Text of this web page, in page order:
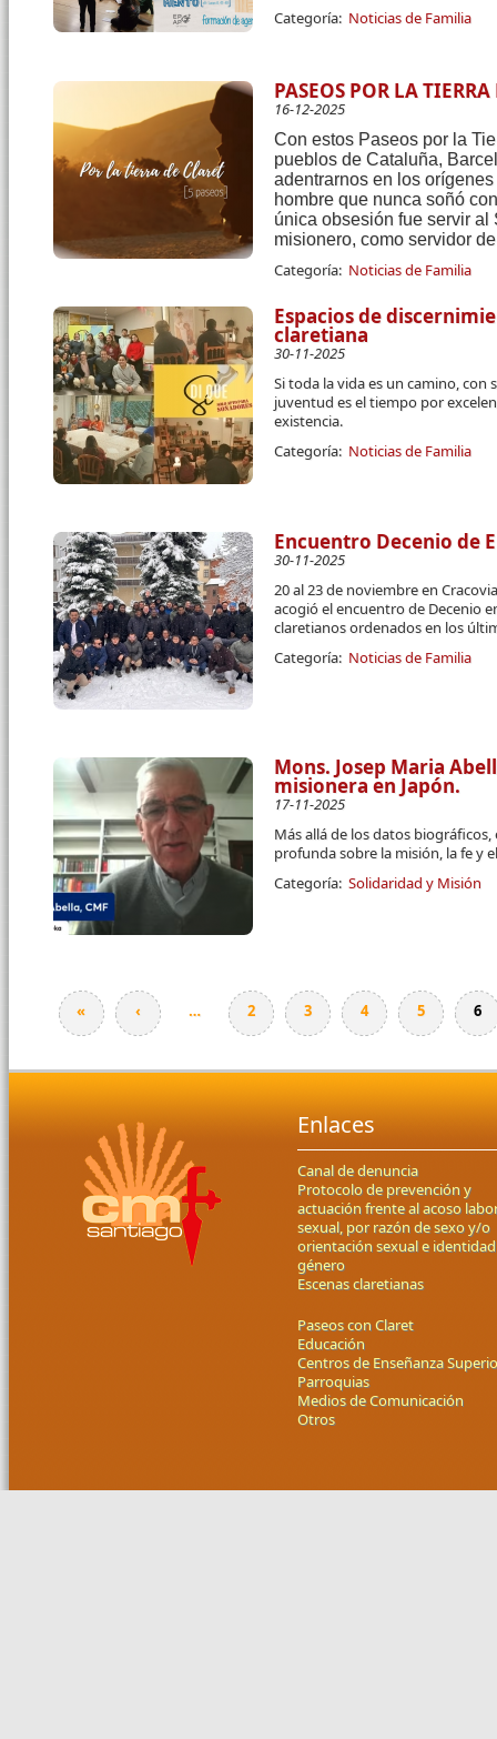
Categoría: Noticias de Familia
PASEOS POR LA
16-12-2025
Con estos Paseos por la
pueblos de Cataluña,
adentrarnos en los
hombre que nunca soñó
única obsesión fue servir
misionero, como servidor
Categoría: Noticias de Familia
Espacios de
claretiana
30-11-2025
Si toda la vida es un camino, con
juventud es el tiempo por
existencia.
Categoría: Noticias de Familia
Encuentro Decenio de
30-11-2025
20 al 23 de noviembre en
acogió el encuentro de Decenio
claretianos ordenados en los
Categoría: Noticias de Familia
Mons. Josep Maria
misionera en Japón.
17-11-2025
Más allá de los datos
profunda sobre la misión, la fe y
Categoría: Solidaridad y Misión
Páginas
« ‹ … 2 3 4 5 6
Enlaces
Canal de denuncia
Protocolo de prevención y
actuación frente al acoso
sexual, por razón de sexo y/o
orientación sexual e
género
Escenas claretianas
Paseos con Claret
Educación
Centros de Enseñanza
Parroquias
Medios de Comunicación
Otros